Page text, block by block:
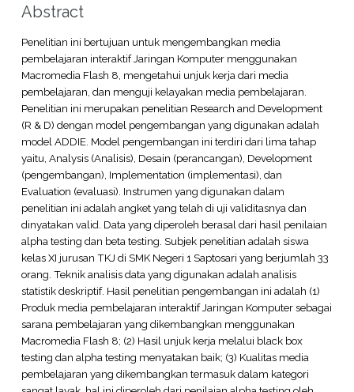
Abstract
Penelitian ini bertujuan untuk mengembangkan media
pembelajaran interaktif Jaringan Komputer menggunakan
Macromedia Flash 8, mengetahui unjuk kerja dari media
pembelajaran, dan menguji kelayakan media pembelajaran.
Penelitian ini merupakan penelitian Research and Development
(R & D) dengan model pengembangan yang digunakan adalah
model ADDIE. Model pengembangan ini terdiri dari lima tahap
yaitu, Analysis (Analisis), Desain (perancangan), Development
(pengembangan), Implementation (implementasi), dan
Evaluation (evaluasi). Instrumen yang digunakan dalam
penelitian ini adalah angket yang telah di uji validitasnya dan
dinyatakan valid. Data yang diperoleh berasal dari hasil penilaian
alpha testing dan beta testing. Subjek penelitian adalah siswa
kelas XI jurusan TKJ di SMK Negeri 1 Saptosari yang berjumlah 33
orang. Teknik analisis data yang digunakan adalah analisis
statistik deskriptif. Hasil penelitian pengembangan ini adalah (1)
Produk media pembelajaran interaktif Jaringan Komputer sebagai
sarana pembelajaran yang dikembangkan menggunakan
Macromedia Flash 8; (2) Hasil unjuk kerja melalui black box
testing dan alpha testing menyatakan baik; (3) Kualitas media
pembelajaran yang dikembangkan termasuk dalam kategori